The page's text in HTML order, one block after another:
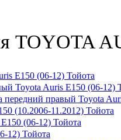
TOYOTA
E150 (06-12) Тойота
Toyota Auris E150 (06-12)
правый Toyota
(10.2006-11.2012) Тойота
(06-12) Тойота
12) Тойота